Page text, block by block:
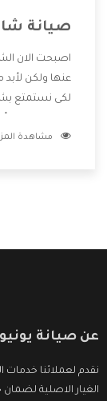
صيانة
اصبحت الان
عنها ولكن لأبد
لكى نستمتع
المواصفات
مشاهدة
عن صيانة
نقدم لعملائنا
الغيار الاصلية